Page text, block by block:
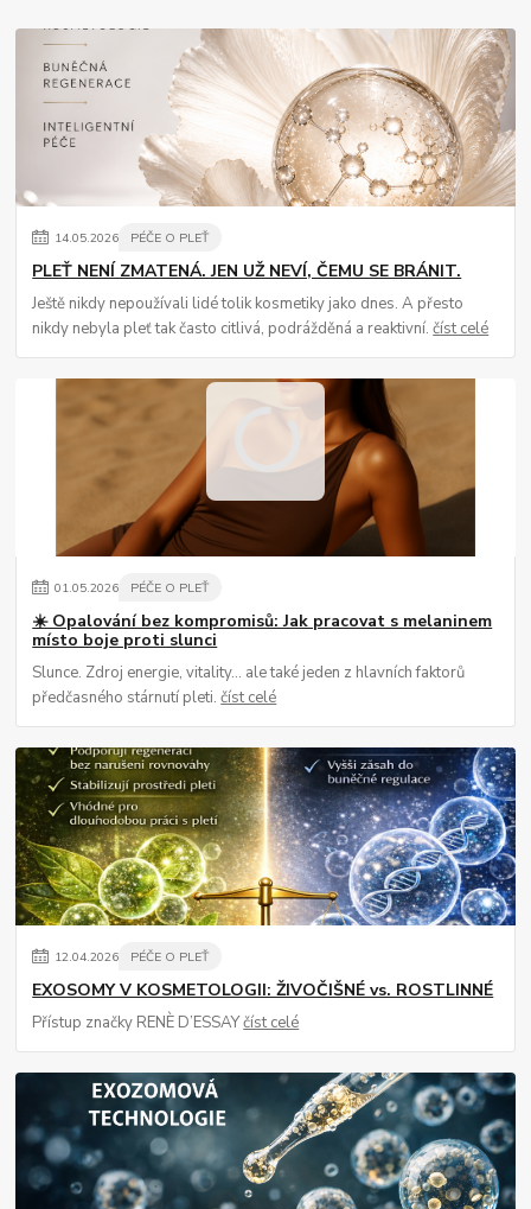
14.05.2026 PÉČE O PLEŤ
PLEŤ NENÍ ZMATENÁ. JEN UŽ NEVÍ, ČEMU SE BRÁNIT.
Ještě nikdy nepoužívali lidé tolik kosmetiky jako dnes. A přesto
nikdy nebyla pleť tak často citlivá, podrážděná a reaktivní.číst celé
01.05.2026 PÉČE O PLEŤ
☀️ Opalování bez kompromisů: Jak pracovat s melaninem
místo boje proti slunci
Slunce. Zdroj energie, vitality… ale také jeden z hlavních faktorů
předčasného stárnutí pleti.číst celé
12.04.2026 PÉČE O PLEŤ
EXOSOMY V KOSMETOLOGII: ŽIVOČIŠNÉ vs. ROSTLINNÉ
Přístup značky RENÈ D’ESSAYčíst celé